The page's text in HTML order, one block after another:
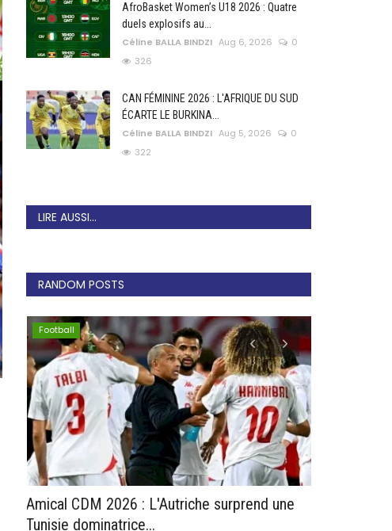
AfroBasket Women’s U18 2026 : Quatre
duels explosifs au...
Céline BALLA BINDZI Aug 6, 2026
0
326
CAN FÉMININE 2026 : L'AFRIQUE DU SUD
ÉCARTE LE BURKINA...
Céline BALLA BINDZI Aug 5, 2026
0
322
LIRE AUSSI...
RANDOM POSTS
Football
Amical CDM 2026 : L'Autriche surprend une
Tunisie dominatrice...